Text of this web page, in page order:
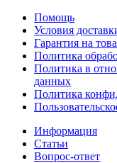
Помощь
Условия
Гарантия на
Политика
Политика в
данных
Политика
Информация
Статьи
Вопрос-ответ